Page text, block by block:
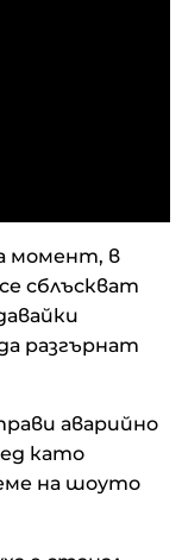
момент, в
сблъскват
разгърнат
аварийно
като
на шоуто